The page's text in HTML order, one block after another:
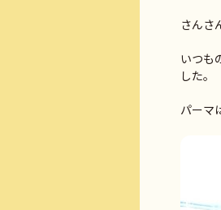
さんさ
いつも
した。
パーマ